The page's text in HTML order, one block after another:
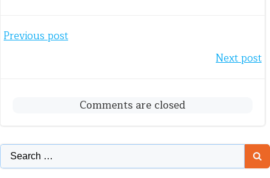
Post
Previous post
navigation
Next post
Comments are closed
Search
for: